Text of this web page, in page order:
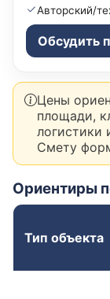
Авторский/
Обсудить
Цены
площади,
логистики
Смету
Ориентиры
Тип объекта